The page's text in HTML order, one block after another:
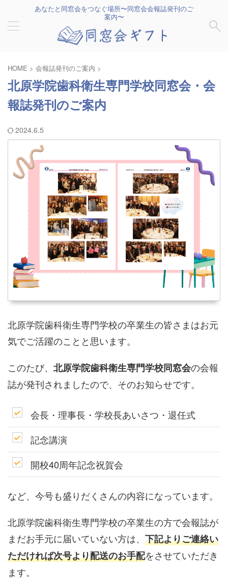
あなたと同窓会をつなぐ場所〜同窓会会報誌発刊のご
案内〜
HOME > 会報誌発刊のご案内 >
北原学院歯科衛生専門学校同窓会・会
報誌発刊のご案内
2024.6.5
北原学院歯科衛生専門学校の卒業生の皆さまはお元
気でご活躍のことと思います。
このたび、 北原学院歯科衛生専門学校同窓会の会報
誌が発刊されましたので、そのお知らせです。
会長・理事長・学校長あいさつ・退任式
記念講演
開校40周年記念祝賀会
など、今号も盛りだくさんの内容になっています。
北原学院歯科衛生専門学校の卒業生の方で会報誌が
まだお手元に届いていない方は、 下記よりご連絡い
ただければ次号より配送のお手配をさせていただき
ます。